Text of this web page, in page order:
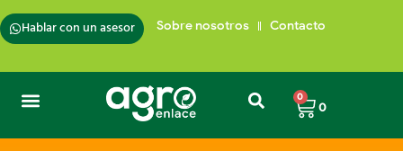
Hablar con un asesor Sobre nosotros Contacto
0
0